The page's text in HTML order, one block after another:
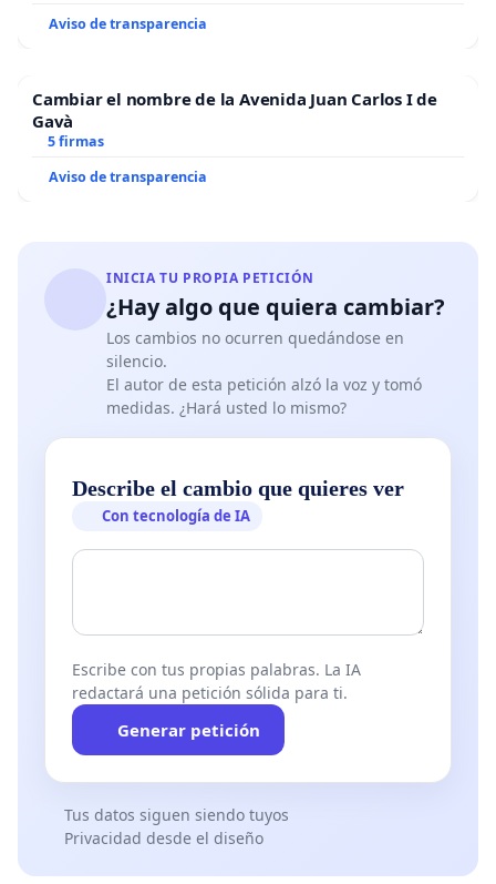
Aviso de transparencia
Cambiar el nombre de la Avenida Juan Carlos I de
Gavà
5 firmas
Aviso de transparencia
INICIA TU PROPIA PETICIÓN
¿Hay algo que quiera cambiar?
Los cambios no ocurren quedándose en
silencio.
El autor de esta petición alzó la voz y tomó
medidas. ¿Hará usted lo mismo?
Describe el cambio que quieres ver
Con tecnología de IA
Escribe con tus propias palabras. La IA
redactará una petición sólida para ti.
Generar petición
Tus datos siguen siendo tuyos
Privacidad desde el diseño